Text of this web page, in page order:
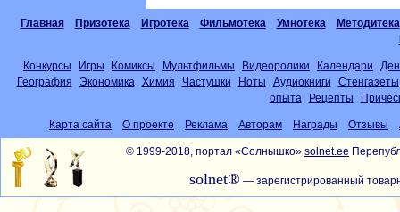
Главная Призотека Игротека Фильмотека Умнотека
Методитека
Конкурсы Игры Комиксы Мультфильмы Видеоролики Календари
География
Экономика Химия Частушки Ноты Аудиокниги
Стенгазеты
опыта
Рецепты
Карта сайта О проекте Реклама Авторам Награды Отзывы
© 1999-2018, портал «Солнышко» solnet.ee
solnet® — зарегистрированный